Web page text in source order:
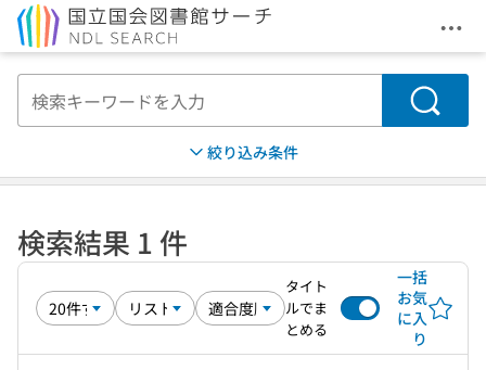
メ
検索
絞り込み条件
検索結果 1 件
タイト
ルでま
とめる
一括
お気
に入
り